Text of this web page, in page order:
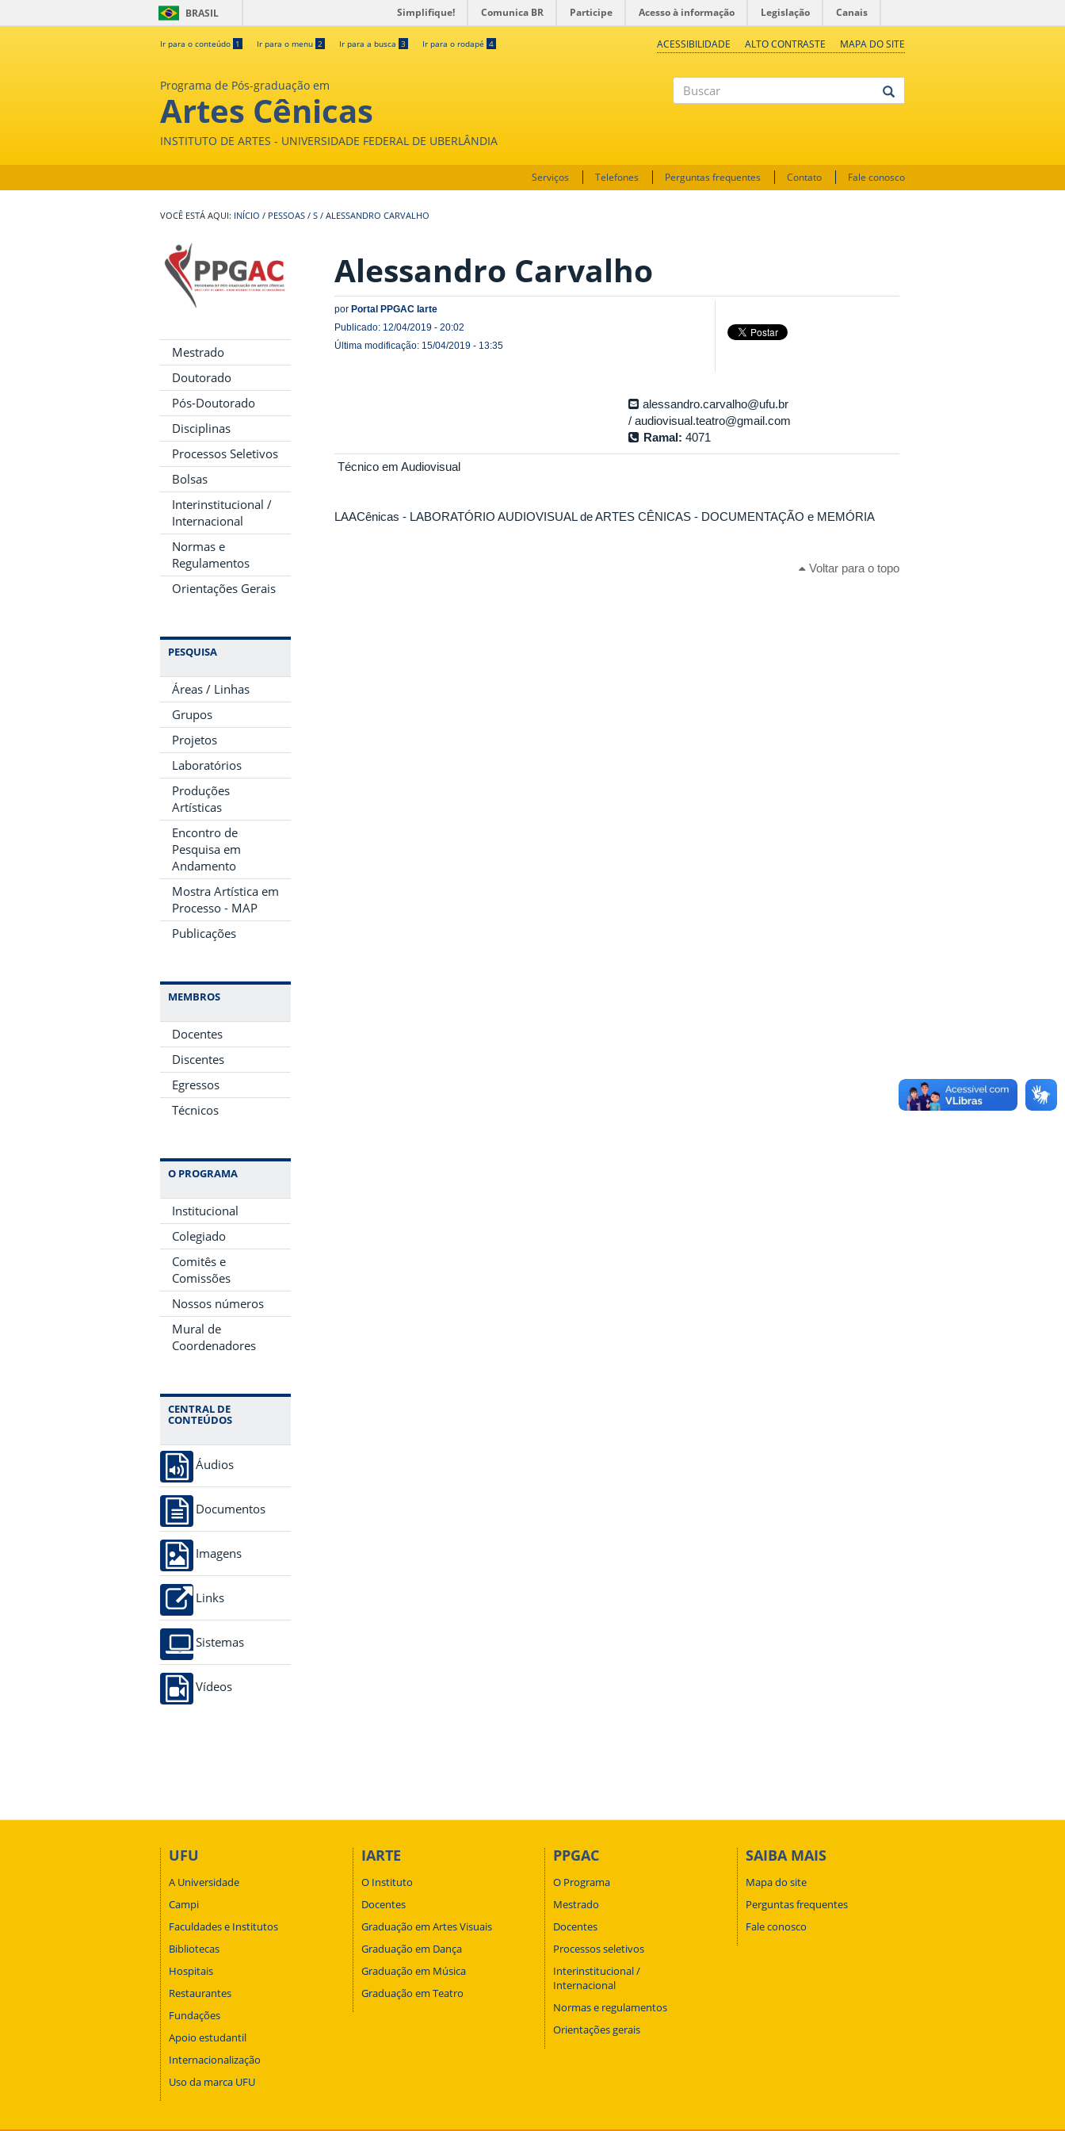
BRASIL Simplifique! Comunica BR Participe Acesso à informação Legislação Canais
Ir para o conteúdo 1 Ir para o menu 2 Ir para a busca 3 Ir para o rodapé 4 ACESSIBILIDADE ALTO CONTRASTE MAPA DO SITE
Programa de Pós-graduação em
Artes Cênicas
INSTITUTO DE ARTES - UNIVERSIDADE FEDERAL DE UBERLÂNDIA
Serviços Telefones Perguntas frequentes Contato Fale conosco
INÍCIO / PESSOAS / S / ALESSANDRO CARVALHO
Mestrado
Doutorado
Pós-Doutorado
Disciplinas
Processos Seletivos
Bolsas
Interinstitucional /
Internacional
Normas e
Regulamentos
Orientações Gerais
PESQUISA
Áreas / Linhas
Grupos
Projetos
Laboratórios
Produções
Artísticas
Encontro de
Pesquisa em
Andamento
Mostra Artística em
Processo - MAP
Publicações
MEMBROS
Docentes
Discentes
Egressos
Técnicos
O PROGRAMA
Institucional
Colegiado
Comitês e
Comissões
Nossos números
Mural de
Coordenadores
CENTRAL DE
CONTEÚDOS
Áudios
Documentos
Imagens
Links
Sistemas
Vídeos
Alessandro Carvalho
por Portal PPGAC Iarte
Publicado: 12/04/2019 - 20:02
Última modificação: 15/04/2019 - 13:35
alessandro.carvalho@ufu.br
audiovisual.teatro@gmail.com
Ramal:4071
Técnico em Audiovisual
LAACênicas - LABORATÓRIO AUDIOVISUAL de ARTES CÊNICAS - DOCUMENTAÇÃO e MEMÓRIA
Voltar para o topo
UFU
A Universidade
Campi
Faculdades e Institutos
Bibliotecas
Hospitais
Restaurantes
Fundações
Apoio estudantil
Internacionalização
Uso da marca UFU
IARTE
O Instituto
Docentes
Graduação em Artes Visuais
Graduação em Dança
Graduação em Música
Graduação em Teatro
PPGAC
O Programa
Mestrado
Docentes
Processos seletivos
Interinstitucional /
Internacional
Normas e regulamentos
Orientações gerais
SAIBA MAIS
Mapa do site
Perguntas frequentes
Fale conosco